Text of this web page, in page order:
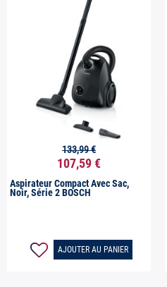
Aperçu rapide
107,59 €
133,99 €
Aspirateur Compact Avec Sac,
Noir, Série 2 BOSCH
AJOUTER AU PANIER